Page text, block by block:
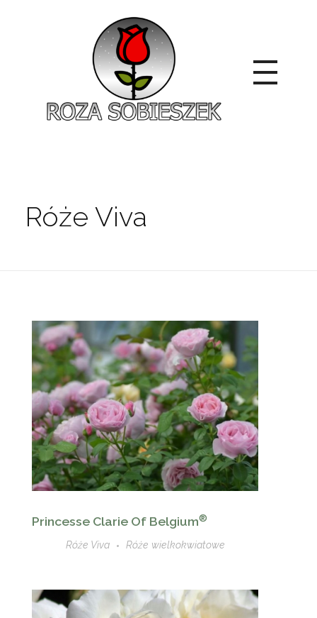
Róże Viva
Princesse Clarie Of Belgium®
Róże Viva Róże wielkokwiatowe